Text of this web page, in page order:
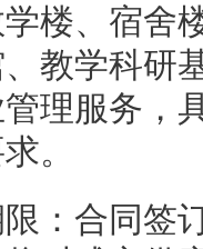
楼、宿舍
教学科研
理服务，
。
：合同签